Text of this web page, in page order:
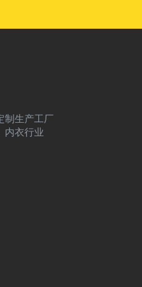
制生产工厂
内衣行业